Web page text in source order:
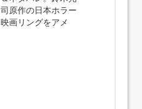
司原作の日本ホラー
映画リングをアメ